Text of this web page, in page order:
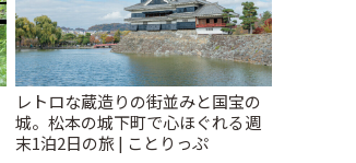
レトロな蔵造りの街並みと国宝の
城。松本の城下町で心ほぐれる週
末1泊2日の旅 | ことりっぷ